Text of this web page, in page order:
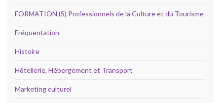
FORMATION (S) Professionnels de la Culture et du Tourisme
Fréquentation
Histoire
Hôtellerie, Hébergement et Transport
Marketing culturel